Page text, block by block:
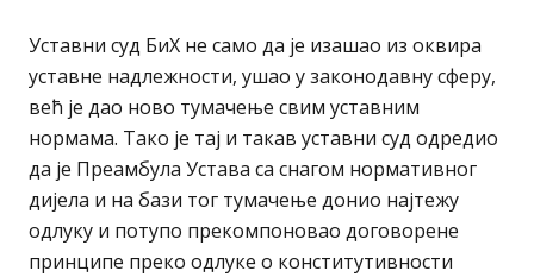
Уставни суд БиХ не само да је изашао из оквира
уставне надлежности, ушао у законодавну сферу,
већ је дао ново тумачење свим уставним
нормама. Тако је тај и такав уставни суд одредио
да је Преамбула Устава са снагом нормативног
дијела и на бази тог тумачење донио најтежу
одлуку и потупо прекомпоновао договорене
принципе преко одлуке о конститутивности